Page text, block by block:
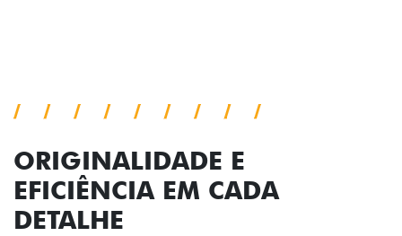
ORIGINALIDADE E
EFICIÊNCIA EM CADA
DETALHE